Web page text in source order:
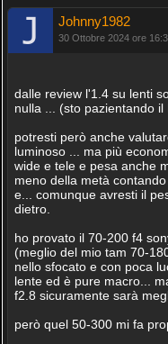
Johnny1982
30 Ottobre 2024 ore
dalle review l'1.4 su lenti
nulla ... (sto pazientando
potresti però anche
luminoso ... ma più
wide e tele e pesa anche
meno della metà
e... comunque avresti il
dietro.
ho provato il 70-200 f4
(meglio del mio tam 70-
nello sfocato e con poca
lente ed è pure macro...
f2.8 sicuramente sarà
però quel 50-300 mi fa